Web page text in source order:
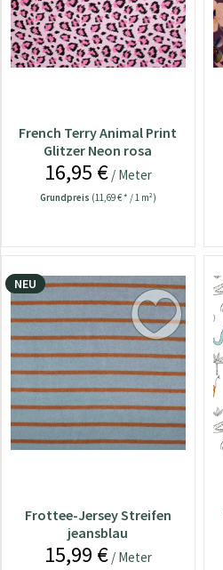
French Terry Animal Print
Glitzer Neon rosa
16,95 €/ Meter
Grundpreis (11,69 € * / 1 m²)
NEU
Frottee-Jersey Streifen
jeansblau
15,99 €/ Meter